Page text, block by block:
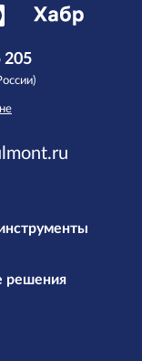
205
решения